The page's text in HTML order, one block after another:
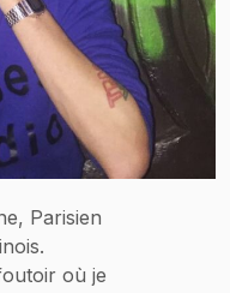
Parisien
où je